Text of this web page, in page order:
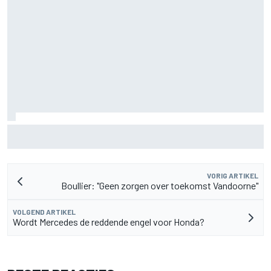
VORIG ARTIKEL
Boullier: "Geen zorgen over toekomst Vandoorne"
VOLGEND ARTIKEL
Wordt Mercedes de reddende engel voor Honda?